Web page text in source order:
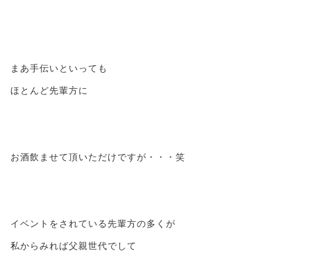
まあ手伝いといっても
ほとんど先輩方に
お酒飲ませて頂いただけですが・・・笑
イベントをされている先輩方の多くが
私からみれば父親世代でして